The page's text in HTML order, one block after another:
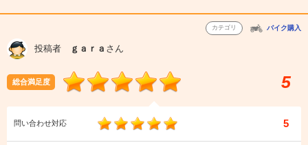
カテゴリ バイク購入
投稿者 ｇａｒａ さん
総合満足度 5
問い合わせ対応 5